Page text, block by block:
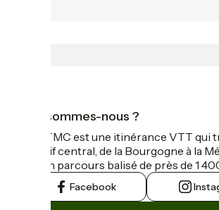
Qui sommes-nous ?
La GTMC est une itinérance VTT qui
Massif central, de la Bourgogne à la
sur un parcours balisé de près de 1
Facebook